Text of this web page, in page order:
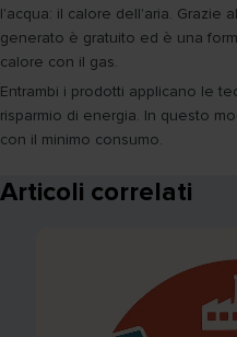
l'acqua: il calore dell'aria. Grazie
generato è gratuito ed è una
calore con il gas.
Entrambi i prodotti applicano le
risparmio di energia. In questo
con il minimo consumo.
Articoli correlati